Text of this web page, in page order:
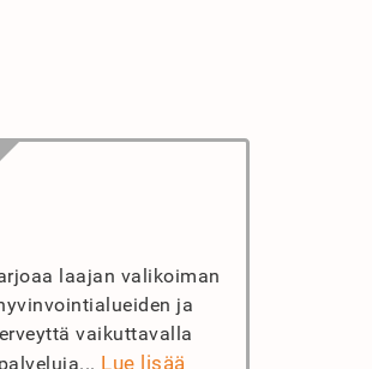
laajan valikoiman
ja
vaikuttavalla
Lue lisää